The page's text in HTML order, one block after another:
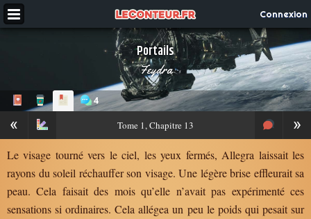
Connexion
Portails
Feydra
4
« »
Tome 1, Chapitre 13
Le visage tourné vers le ciel, les yeux fermés, Allegra laissait les
rayons du soleil réchauffer son visage. Une légère brise effleurait sa
peau. Cela faisait des mois qu’elle n’avait pas expérimenté ces
sensations si ordinaires. Cela allégea un peu le poids qui pesait sur